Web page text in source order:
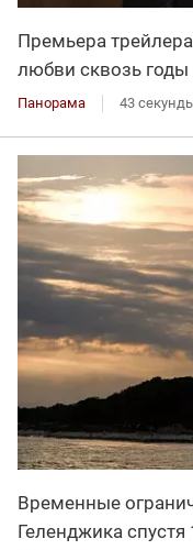
Премьера
любви сквозь
Панорама 43
Временные
Геленджика спустя